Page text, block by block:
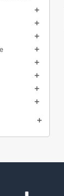
add
add
add
add
add
add
add
add
add